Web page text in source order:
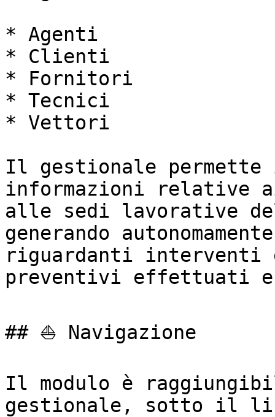
* Agenti
* Clienti
* Fornitori
* Tecnici
* Vettori
Il gestionale permette
informazioni relative
alle sedi lavorative
generando
riguardanti interventi
preventivi effettuati
## ⛵ Navigazione
Il modulo è
gestionale, sotto il